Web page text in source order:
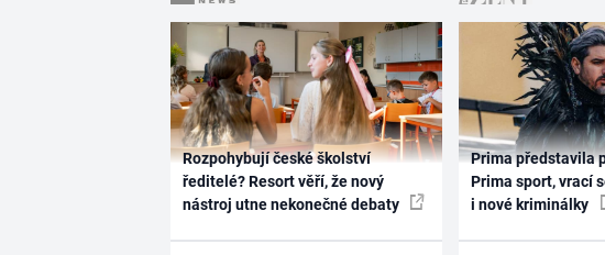
Rozpohybují české školství
ředitelé? Resort věří, že nový
nástroj utne nekonečné debaty
Prima představila
Prima sport, vrací
i nové kriminálky